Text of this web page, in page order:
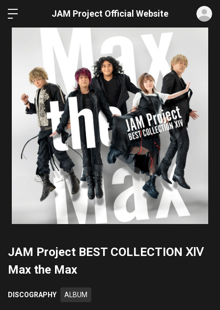
JAM Project Official Website
JAM Project BEST COLLECTION ⅩⅣ
Max the Max
DISCOGRAPHY ALBUM